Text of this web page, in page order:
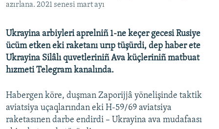
RFE/RS bütün saytları
azırlana. 2021 senesi mart ayı
Ukrayina arbiyleri aprelniñ 1-ne keçer gecesi Rusiye
ücüm etken eki raketanı urıp tüşürdi, dep haber ete
Ukrayina Silâlı quvetleriniñ Ava küçleriniñ matbuat
hızmeti Telegram kanalında.
Habergen köre, duşman Zaporijjâ yönelişinde taktik
aviatsiya uçaqlarından eki H-59/69 aviatsiya
raketasınen darbe endirdi – Ukrayina ava mudafaası